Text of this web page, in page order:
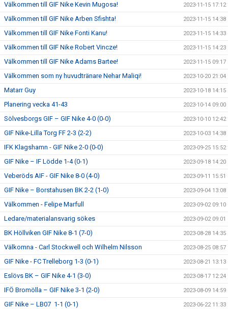
Välkommen till GIF Nike Kevin Mugosa! 2023-11-15 17:12
Välkommen till GIF Nike Arben Sfishta! 2023-11-15 14:38
Välkommen till GIF Nike Fonti Kanu! 2023-11-15 14:33
Välkommen till GIF Nike Robert Vincze! 2023-11-15 14:23
Välkommen till GIF Nike Adams Bartee! 2023-11-15 09:17
Välkommen som ny huvudtränare Nehar Maliqi! 2023-10-20 21:04
Matarr Guy 2023-10-18 14:15
Planering vecka 41-43 2023-10-14 09:00
Sölvesborgs GIF – GIF Nike 4-0 (0-0) 2023-10-10 12:42
GIF Nike-Lilla Torg FF 2-3 (2-2) 2023-10-03 14:38
IFK Klagshamn - GIF Nike 2-0 (0-0) 2023-09-25 15:52
GIF Nike – IF Lödde 1-4 (0-1) 2023-09-18 14:20
Veberöds AIF - GIF Nike 8-0 (4-0) 2023-09-11 15:51
GIF Nike – Borstahusen BK 2-2 (1-0) 2023-09-04 13:08
Välkommen - Felipe Marfull 2023-09-02 09:10
Ledare/materialansvarig sökes 2023-09-02 09:01
BK Höllviken GIF Nike 8-1 (7-0) 2023-08-28 14:35
Välkomna - Carl Stockwell och Wilhelm Nilsson 2023-08-25 08:57
GIF Nike - FC Trelleborg 1-3 (0-1) 2023-08-21 13:13
Eslövs BK – GIF Nike 4-1 (3-0) 2023-08-17 12:24
IFÖ Bromölla – GIF Nike 3-1 (2-0) 2023-08-09 14:59
GIF Nike – LB07 1-1 (0-1) 2023-06-22 11:33